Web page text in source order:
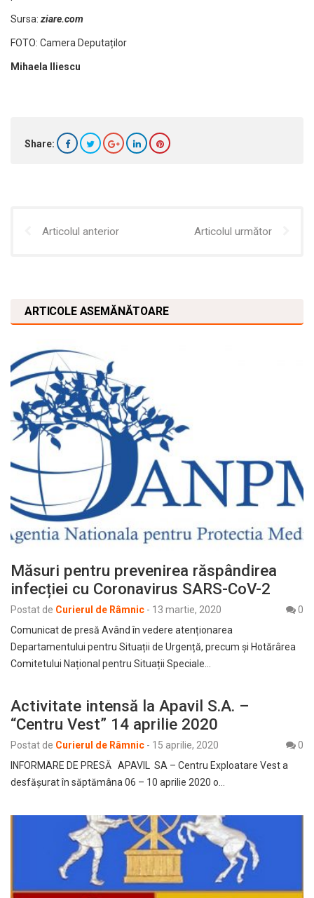
Sursa: ziare.com
FOTO: Camera Deputaților
Mihaela Iliescu
Share:
Articolul anterior Articolul următor
ARTICOLE ASEMĂNĂTOARE
Măsuri pentru prevenirea răspândirea
infecției cu Coronavirus SARS-CoV-2
Postat de Curierul de Râmnic - 13 martie, 2020
0
Comunicat de presă Având în vedere atenționarea
Departamentului pentru Situații de Urgență, precum și Hotărârea
Comitetului Național pentru Situații Speciale…
Activitate intensă la Apavil S.A. –
“Centru Vest” 14 aprilie 2020
Postat de Curierul de Râmnic - 15 aprilie, 2020
0
INFORMARE DE PRESĂ APAVIL SA – Centru Exploatare Vest a
desfăşurat în săptămâna 06 – 10 aprilie 2020 o…